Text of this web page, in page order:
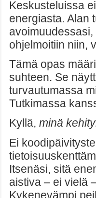
Keskusteluissa
energiasta. Alan
ohjelmoitiin niin,
Tämä opas
suhteen. Se
turvautumassa
Tutkimassa
Kyllä, minä
Ei
Itsenäsi, sitä
aistiva – ei vielä
Kykenevämpi